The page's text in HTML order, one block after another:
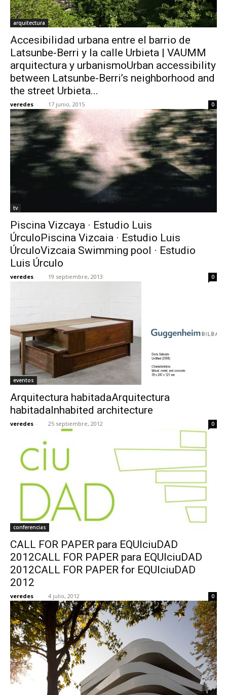
arquitectura
Accesibilidad urbana entre el barrio de
Latsunbe-Berri y la calle Urbieta | VAUMM
arquitectura y urbanismoUrban accessibility
between Latsunbe-Berri’s neighborhood and
the street Urbieta...
veredes - 17 junio, 2015 0
tv
Piscina Vizcaya · Estudio Luis
ÚrculoPiscina Vizcaia · Estudio Luis
ÚrculoVizcaia Swimming pool · Estudio
Luis Úrculo
veredes - 19 septiembre, 2013 0
eventos
Arquitectura habitadaArquitectura
habitadaInhabited architecture
veredes - 25 septiembre, 2012 0
conferencias
CALL FOR PAPER para EQUIciuDAD
2012CALL FOR PAPER para EQUIciuDAD
2012CALL FOR PAPER for EQUIciuDAD
2012
veredes - 4 julio, 2012 0